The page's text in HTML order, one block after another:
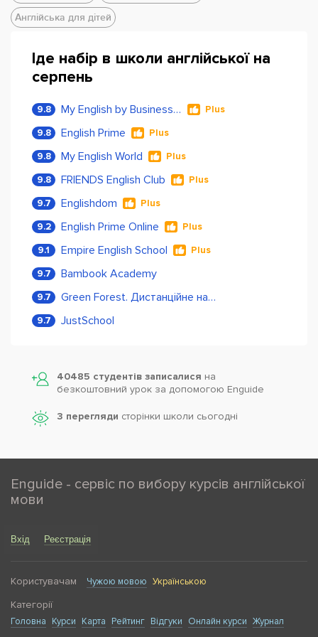
Англійська для дітей
Іде набір в школи англійської на
серпень
9.8 My English by Business Language Plus
9.8 English Prime Plus
9.8 My English World Plus
9.8 FRIENDS English Club Plus
9.7 Englishdom Plus
9.2 English Prime Online Plus
9.1 Empire English School Plus
9.7 Bambook Academy
9.7 Green Forest. Дистанційне навчання
9.7 JustSchool
40485 студентів записалися на
безкоштовний урок за допомогою Enguide
3 перегляди сторінки школи cьогодні
Enguide - сервіс по вибору курсів англійської
мови
Вхід Реєстрація
Користувачам Чужою мовою Українською
Категорії
Головна Курси Карта Рейтинг Відгуки Онлайн курси Журнал